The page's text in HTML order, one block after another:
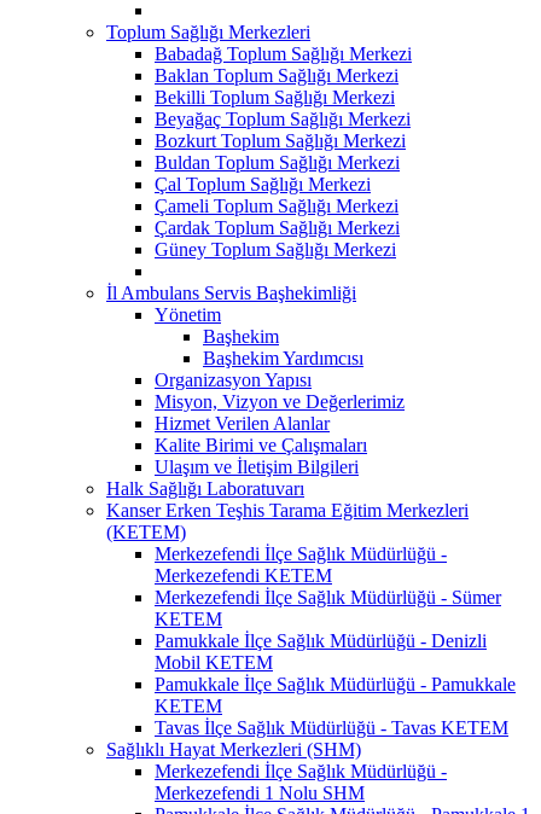
Toplum Sağlığı Merkezleri
Babadağ Toplum Sağlığı Merkezi
Baklan Toplum Sağlığı Merkezi
Bekilli Toplum Sağlığı Merkezi
Beyağaç Toplum Sağlığı Merkezi
Bozkurt Toplum Sağlığı Merkezi
Buldan Toplum Sağlığı Merkezi
Çal Toplum Sağlığı Merkezi
Çameli Toplum Sağlığı Merkezi
Çardak Toplum Sağlığı Merkezi
Güney Toplum Sağlığı Merkezi
İl Ambulans Servis Başhekimliği
Yönetim
Başhekim
Başhekim Yardımcısı
Organizasyon Yapısı
Misyon, Vizyon ve Değerlerimiz
Hizmet Verilen Alanlar
Kalite Birimi ve Çalışmaları
Ulaşım ve İletişim Bilgileri
Halk Sağlığı Laboratuvarı
Kanser Erken Teşhis Tarama Eğitim Merkezleri
(KETEM)
Merkezefendi İlçe Sağlık Müdürlüğü -
Merkezefendi KETEM
Merkezefendi İlçe Sağlık Müdürlüğü - Sümer
KETEM
Pamukkale İlçe Sağlık Müdürlüğü - Denizli
Mobil KETEM
Pamukkale İlçe Sağlık Müdürlüğü - Pamukkale
KETEM
Tavas İlçe Sağlık Müdürlüğü - Tavas KETEM
Sağlıklı Hayat Merkezleri (SHM)
Merkezefendi İlçe Sağlık Müdürlüğü -
Merkezefendi 1 Nolu SHM